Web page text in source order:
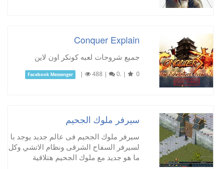
Conquer Explain
جميع شروحات لعبه كونكر اون لاين
Facebook Messenger | 488 | 0. | 0
سيرفر ملوك الجحيم
سيرفر ملوك الجحيم فى عالم جديد يوجد با
لسيرفر السفاح الشرقى ونظام الاتشي وكل
ما هو جديد مع ملوك الجحيم هتلاقية